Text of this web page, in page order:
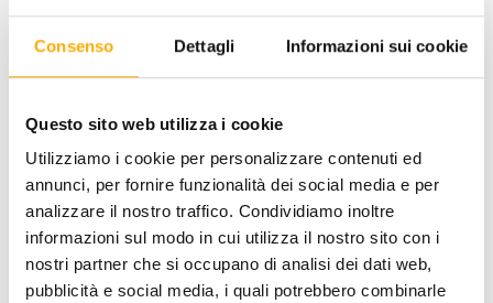
Consenso Dettagli Informazioni sui cookie
Questo sito web utilizza i cookie
Utilizziamo i cookie per personalizzare contenuti ed
annunci, per fornire funzionalità dei social media e per
analizzare il nostro traffico. Condividiamo inoltre
informazioni sul modo in cui utilizza il nostro sito con i
nostri partner che si occupano di analisi dei dati web,
pubblicità e social media, i quali potrebbero combinarle
Ref.B6 - RACCORDO
CODICE: 0002206004
ACCEDI per visualizzare i prezzi a te riservati!